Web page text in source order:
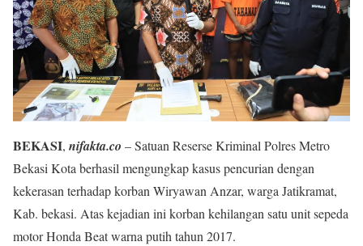
BEKASI, nifakta.co – Satuan Reserse Kriminal Polres Metro
Bekasi Kota berhasil mengungkap kasus pencurian dengan
kekerasan terhadap korban Wiryawan Anzar, warga Jatikramat,
Kab. bekasi. Atas kejadian ini korban kehilangan satu unit sepeda
motor Honda Beat warna putih tahun 2017.